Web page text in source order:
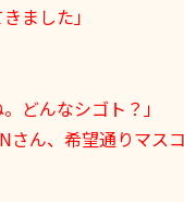
した」
んなシゴト？」
ん、希望通りマス